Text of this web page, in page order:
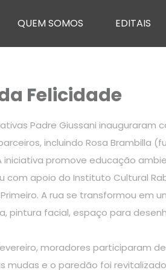
QUEM SOMOS EDITAIS
Felicidade
Padre Giussani
incluindo Rosa
iniciativa promove educação
apoio do Instituto Cultural
A rua se transformou
pintura facial, espaço para
moradores participaram
mudas e o paredão foi